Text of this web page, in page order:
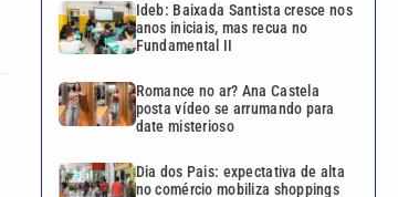
Ideb: Baixada Santista cresce nos
anos iniciais, mas recua no
Fundamental II
Romance no ar? Ana Castela
posta vídeo se arrumando para
date misterioso
Dia dos Pais: expectativa de alta
no comércio mobiliza shoppings